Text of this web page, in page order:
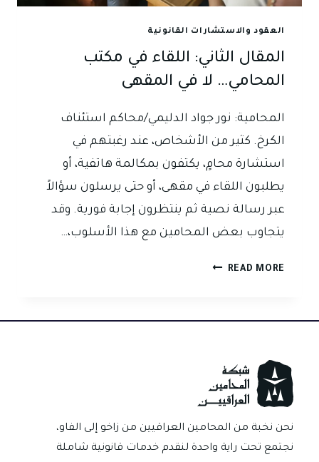
العقود والاستشارات القانونية
المقال الثاني: اللقاء في مكتب
المحامي… لا في المقهى
المحامية: نور جواد الدليمي/محاكم استئناف
الكرخ. كثير من الأشخاص، عند رغبتهم في
استشارة محامٍ، يكتفون بمكالمة هاتفية، أو
يطلبون اللقاء في مقهى، أو حتى يرسلون سؤالاً
عبر رسالة نصية ثم ينتظرون إجابة فورية. وقد
يتجاوب بعض المحامين مع هذا الأسلوب،…
READ MORE المقال
في
لا
في
المقهى
نحن نخبة من المحامين العراقيين من زاخو إلى الفاو،
نجتمع تحت راية واحدة لنقدم خدمات قانونية شاملة